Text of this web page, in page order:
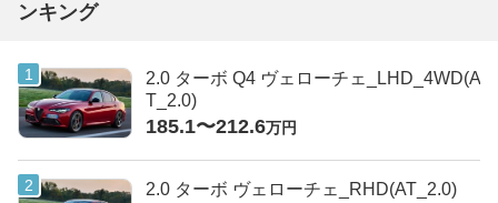
ンキング
2.0 ターボ Q4 ヴェローチェ_LHD_4WD(A
T_2.0)
185.1〜212.6万円
2.0 ターボ ヴェローチェ_RHD(AT_2.0)